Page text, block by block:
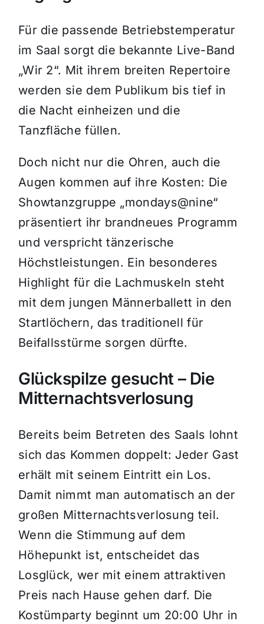
Für die passende Betriebstemperatur
im Saal sorgt die bekannte Live-Band
„Wir 2“. Mit ihrem breiten Repertoire
werden sie dem Publikum bis tief in
die Nacht einheizen und die
Tanzfläche füllen.
Doch nicht nur die Ohren, auch die
Augen kommen auf ihre Kosten: Die
Showtanzgruppe „mondays@nine“
präsentiert ihr brandneues Programm
und verspricht tänzerische
Höchstleistungen. Ein besonderes
Highlight für die Lachmuskeln steht
mit dem jungen Männerballett in den
Startlöchern, das traditionell für
Beifallsstürme sorgen dürfte.
Glückspilze gesucht – Die
Mitternachtsverlosung
Bereits beim Betreten des Saals lohnt
sich das Kommen doppelt: Jeder Gast
erhält mit seinem Eintritt ein Los.
Damit nimmt man automatisch an der
großen Mitternachtsverlosung teil.
Wenn die Stimmung auf dem
Höhepunkt ist, entscheidet das
Losglück, wer mit einem attraktiven
Preis nach Hause gehen darf. Die
Kostümparty beginnt um 20:00 Uhr in